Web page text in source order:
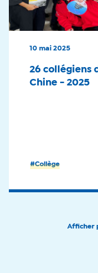
#Collège
10 mai 2025
26 collégiens
Chine - 2025
Afficher